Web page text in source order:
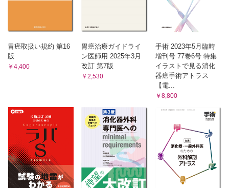
4）上腹部腸管（胃）の「ころがり回転」―境界部腸管（十二指腸）の
5）上腹部腸管（胃）の「ころがり回転」―境界部腸管（十二指腸）の
右傾倒と「偏側拡張」に伴う動脈の変化（2）8
第3節 基本型の確認
1）3本の動脈の変化と背側間膜・腹側間膜の接近・接触を割面で追う
2）上腹部腸管（胃）の「ころがり回転」─境界部腸管（十二指腸）の
右傾倒と「偏側拡張」に伴う動脈の変化（3）－大腹腔内腸管の変化と
第4節 分枝型の成り立ち―Adachi の分類
1）Adachi，Michels の動脈分枝型分類―分類の視点
2）Adachi による動脈分枝の分類（1）－型分類
3）Adachi による動脈分枝の分類（2）－ Adachi の基本型
4）Adachi による動脈分枝の分類（3）－群分類 Adachi の
accessorische 動脈とMichels のaberrant 動脈
第5節 分枝型の成り立ち―Michels の分類
1）Michels による動脈分枝の分類（1）－腹腔動脈・上腸間膜動脈の分
枝型
第4節 大網から見た上腹部腸管の動脈系と間膜根
1）大網の動脈
2）大網の動脈支配の臨床的意味
3）大網の構成から見た後腹膜腔への直接連絡路間膜根
第5章 間膜根とTreitz 靱帯
2）間膜根の成り立ち
第2節 間膜根の構成要素
1）間膜根は背側間膜と腹側間膜の諸要素から構成される
2）間膜根の構成要素としての背側膵，腹側膵
3）間膜根内諸要素と間膜内諸要素の連続性
第3節 間膜根の構成要素と Treitz 靱帯
1）正面から見た間膜根
胃癌取扱い規約 第16
版
￥4,400
胃癌治療ガイドライ
ン医師用 2025年3月
改訂 第7版
￥2,530
手術 2023年5月臨時
増刊号 77巻6号 特集
イラストで見る消化
器癌手術アトラス
【電...
￥8,800